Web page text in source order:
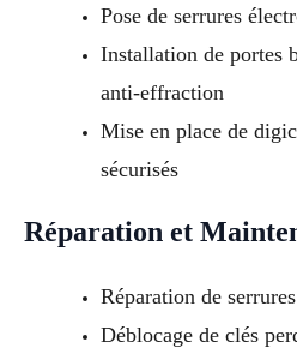
Pose de serrures
Installation de portes
anti-effraction
Mise en place de
sécurisés
Réparation et
Réparation de
Déblocage de clés